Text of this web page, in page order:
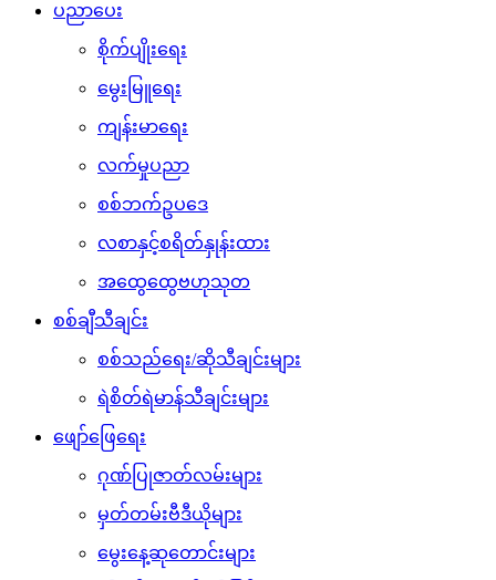
ပညာပေး
စိုက်ပျိုးရေး
မွေးမြူရေး
ကျန်းမာရေး
လက်မှုပညာ
စစ်ဘက်ဥပဒေ
လစာနှင့်စရိတ်နှုန်းထား
အထွေထွေဗဟုသုတ
စစ်ချီသီချင်း
စစ်သည်ရေး/ဆိုသီချင်းများ
ရဲစိတ်ရဲမာန်သီချင်းများ
ဖျော်ဖြေရေး
ဂုဏ်ပြုဇာတ်လမ်းများ
မှတ်တမ်းဗီဒီယိုများ
မွေးနေ့ဆုတောင်းများ